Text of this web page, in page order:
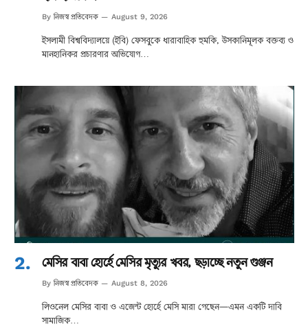
By নিজস্ব প্রতিবেদক August 9, 2026
ইসলামী বিশ্ববিদ্যালয়ে (ইবি) ফেসবুকে ধারাবাহিক হুমকি, উসকানিমূলক বক্তব্য ও
মানহানিকর প্রচারণার অভিযোগ…
মেসির বাবা হোর্হে মেসির মৃত্যুর খবর, ছড়াচ্ছে নতুন গুঞ্জন
By নিজস্ব প্রতিবেদক August 8, 2026
লিওনেল মেসির বাবা ও এজেন্ট হোর্হে মেসি মারা গেছেন—এমন একটি দাবি
সামাজিক…